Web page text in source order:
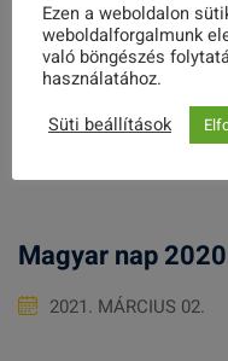
2. Népfőiskolai
Magyar nap
2021. MÁRCIUS 02.
Ezen a weboldalon
weboldalforgalmunk
való böngészés
használatához.
Süti beállítások